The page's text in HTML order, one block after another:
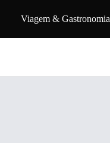
Viagem & Gastronomia